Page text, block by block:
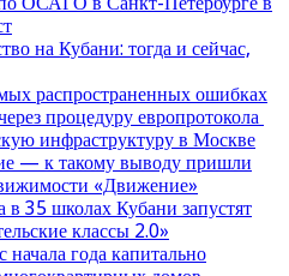
на Кубани: тогда и сейчас,
распространенных ошибках
процедуру европротокола
инфраструктуру в Москве
— к такому выводу пришли
«Движение»
в 35 школах Кубани запустят
классы 2.0»
года капитально